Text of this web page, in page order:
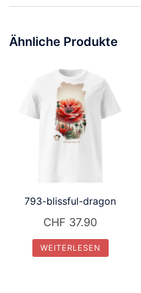
Ähnliche Produkte
793-blissful-dragon
CHF 37.90
WEITERLESEN